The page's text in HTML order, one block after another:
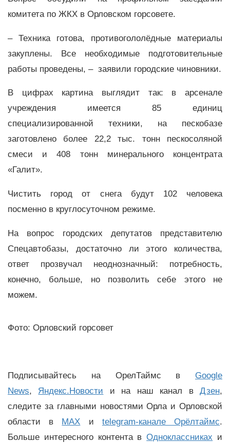
комитета по ЖКХ в Орловском горсовете.
– Техника готова, противогололёдные материалы
закуплены. Все необходимые подготовительные
работы проведены, – заявили городские чиновники.
В цифрах картина выглядит так: в арсенале
учреждения имеется 85 единиц
специализированной техники, на пескобазе
заготовлено более 22,2 тыс. тонн пескосоляной
смеси и 408 тонн минерального концентрата
«Галит».
Чистить город от снега будут 102 человека
посменно в круглосуточном режиме.
На вопрос городских депутатов представителю
Спецавтобазы, достаточно ли этого количества,
ответ прозвучал неоднозначный: потребность,
конечно, больше, но позволить себе этого не
можем.
Фото: Орловский горсовет
Подписывайтесь на ОрелТаймс в Google
News, Яндекс.Новости и на наш канал вДзен,
следите за главными новостями Орла и Орловской
области в MAX и telegram-канале Орёлтаймс.
Больше интересного контента вОдноклассниках и